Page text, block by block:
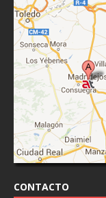
CONTACTO